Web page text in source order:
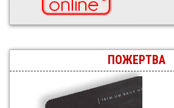
ПОЖЕРТВА